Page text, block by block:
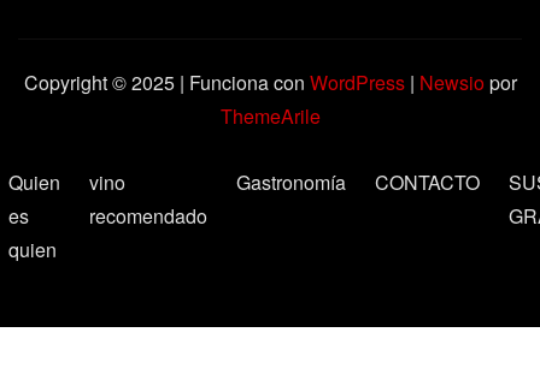
Copyright © 2025 | Funciona con WordPress | Newsiopor
ThemeArile
Quien
es
quien
vino
recomendado
Gastronomía CONTACTO